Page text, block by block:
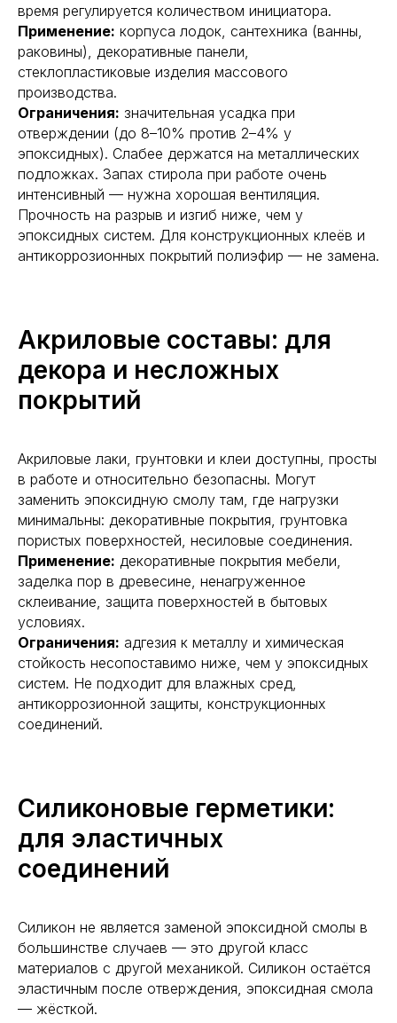
время регулируется количеством инициатора.
Применение: корпуса лодок, сантехника (ванны,
раковины), декоративные панели,
стеклопластиковые изделия массового
производства.
Ограничения: значительная усадка при
отверждении (до 8–10% против 2–4% у
эпоксидных). Слабее держатся на металлических
подложках. Запах стирола при работе очень
интенсивный — нужна хорошая вентиляция.
Прочность на разрыв и изгиб ниже, чем у
эпоксидных систем. Для конструкционных клеёв и
антикоррозионных покрытий полиэфир — не замена.
Акриловые составы: для
декора и несложных
покрытий
Акриловые лаки, грунтовки и клеи доступны, просты
в работе и относительно безопасны. Могут
заменить эпоксидную смолу там, где нагрузки
минимальны: декоративные покрытия, грунтовка
пористых поверхностей, несиловые соединения.
Применение: декоративные покрытия мебели,
заделка пор в древесине, ненагруженное
склеивание, защита поверхностей в бытовых
условиях.
Ограничения: адгезия к металлу и химическая
стойкость несопоставимо ниже, чем у эпоксидных
систем. Не подходит для влажных сред,
антикоррозионной защиты, конструкционных
соединений.
Силиконовые герметики:
для эластичных
соединений
Силикон не является заменой эпоксидной смолы в
большинстве случаев — это другой класс
материалов с другой механикой. Силикон остаётся
эластичным после отверждения, эпоксидная смола
— жёсткой.